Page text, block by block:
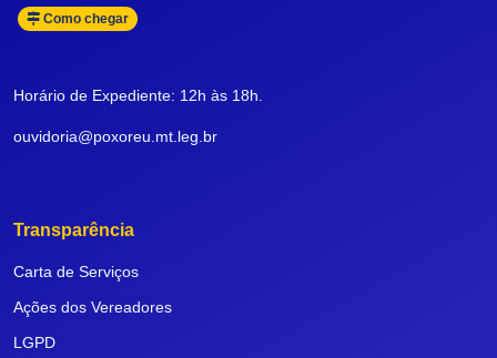
Como chegar
Horário de Expediente: 12h às 18h.
ouvidoria@poxoreu.mt.leg.br
Transparência
Carta de Serviços
Ações dos Vereadores
LGPD